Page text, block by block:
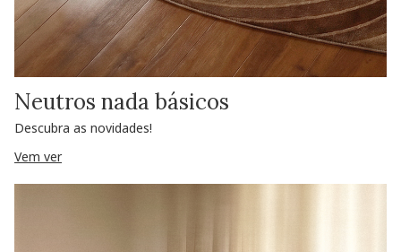
Neutros nada básicos
Descubra as novidades!
Vem ver